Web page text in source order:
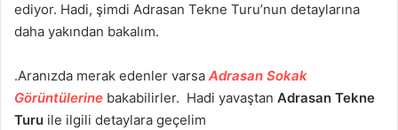
ediyor. Hadi, şimdi Adrasan Tekne Turu’nun detaylarına
daha yakından bakalım.
.Aranızda merak edenler varsa Adrasan Sokak
Görüntülerine bakabilirler. Hadi yavaştan Adrasan Tekne
Turu ile ilgili detaylara geçelim